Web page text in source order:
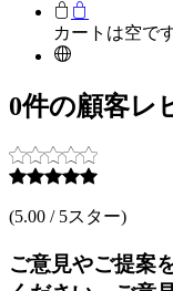
カートは空です
0件の顧客レ
(5.00 / 5スター)
ご意見やご提案